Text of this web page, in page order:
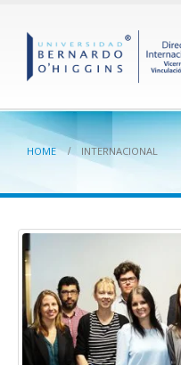
HOME INTERNACIONAL